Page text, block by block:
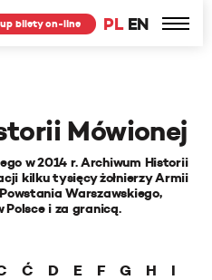
PL EN
bilety on-line
Mówionej
w 2014 r. Archiwum Historii
kilku tysięcy żołnierzy Armii
Warszawskiego,
Polsce i za granicą.
Ć D E F G H
I